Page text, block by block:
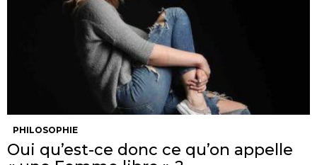
PHILOSOPHIE
Oui qu’est-ce donc ce qu’on appelle